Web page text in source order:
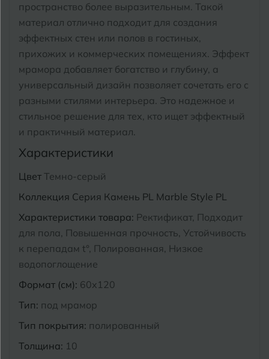
пространство более выразительным. Такой
материал отлично подходит для создания
эффектных стен или полов в гостиных,
прихожих и коммерческих помещениях. Эффект
мрамора добавляет богатство и глубину, а
универсальный дизайн позволяет сочетать его с
разными стилями интерьера. Это надежное и
стильное решение для тех, кто ищет эффектный
и практичный материал.
Характеристики
Цвет Темно-серый
Коллекция Серия Камень PL Marble Style PL
Характеристики товара: Ректификат, Подходит
для пола, Повышенная прочность, Устойчивость
к перепадам t°, Полированная, Низкое
водопоглощение
Формат (см): 60x120
Тип: под мрамор
Тип покрытия: полированный
Толщина: 10
Кострома
Котлас
Краснодар
Курган
Муром
У Улан-Удэ
Ульяновск
Уфа
Х Химки
Э
Я Ярославль